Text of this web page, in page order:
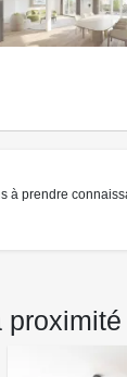
à prendre